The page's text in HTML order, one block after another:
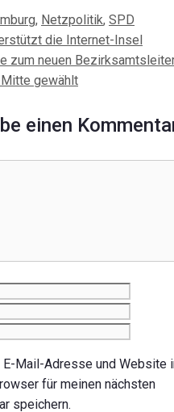
, Netzpolitik, SPD
die Internet-Insel
zum neuen
gewählt
einen
E-Mail-Adresse und Website
für meinen nächsten
speichern.